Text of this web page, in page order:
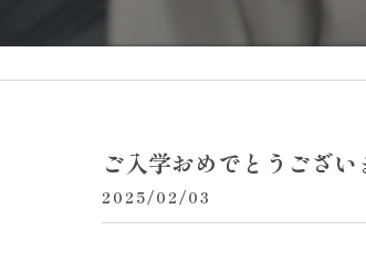
ご入学おめでとうござい
2025/02/03